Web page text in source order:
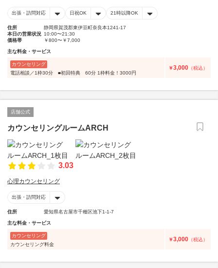
出張・訪問対応 日祝OK 21時以降OK
住所
静岡県賀茂郡東伊豆町奈良本1241-17
本日の営業状況 10:00〜21:30
価格帯
￥800〜￥7,000
主な料金・サービス
カウンセリング
電話相談／1枠30分 ■初回特典 60分 1枠料金！3000円
￥3,000 （税込）
店舗公式
カウンセリングルームARCH
3.03
心理カウンセリング
出張・訪問対応
住所 愛知県名古屋市千種区池下1-1-7
主な料金・サービス
カウンセリング
カウンセリング料金
￥3,000 （税込）